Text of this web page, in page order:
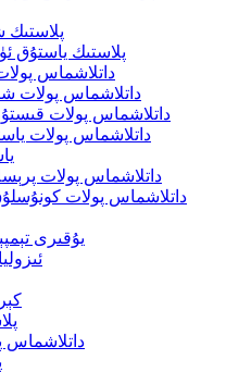
پلاستىك
پلاستىك ياستۇق
داتلاشماس
داتلاشماس پولات
داتلاشماس پولات
داتلاشماس پولات
داتلاشماس پولات
داتلاشماس پولات
يۇقىرى
داتلاشماس